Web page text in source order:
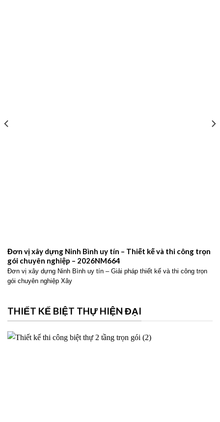
Đơn vị xây dựng Ninh Bình uy tín – Thiết kế và thi công trọn
gói chuyên nghiệp – 2026NM664
Đơn vị xây dựng Ninh Bình uy tín – Giải pháp thiết kế và thi công trọn
gói chuyên nghiệp Xây
THIẾT KẾ BIỆT THỰ HIỆN ĐẠI